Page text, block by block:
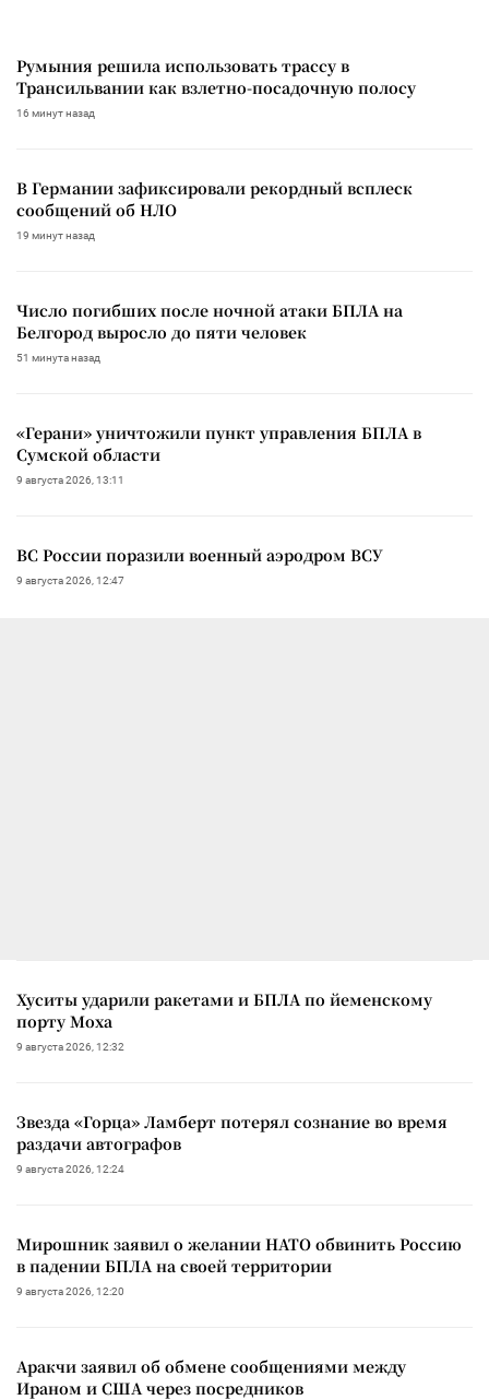
Румыния решила использовать трассу в
Трансильвании как взлетно-посадочную полосу
16 минут назад
В Германии зафиксировали рекордный всплеск
сообщений об НЛО
19 минут назад
Число погибших после ночной атаки БПЛА на
Белгород выросло до пяти человек
51 минута назад
«Герани» уничтожили пункт управления БПЛА в
Сумской области
9 августа 2026, 13:11
ВС России поразили военный аэродром ВСУ
9 августа 2026, 12:47
Хуситы ударили ракетами и БПЛА по йеменскому
порту Моха
9 августа 2026, 12:32
Звезда «Горца» Ламберт потерял сознание во время
раздачи автографов
9 августа 2026, 12:24
Мирошник заявил о желании НАТО обвинить Россию
в падении БПЛА на своей территории
9 августа 2026, 12:20
Аракчи заявил об обмене сообщениями между
Ираном и США через посредников